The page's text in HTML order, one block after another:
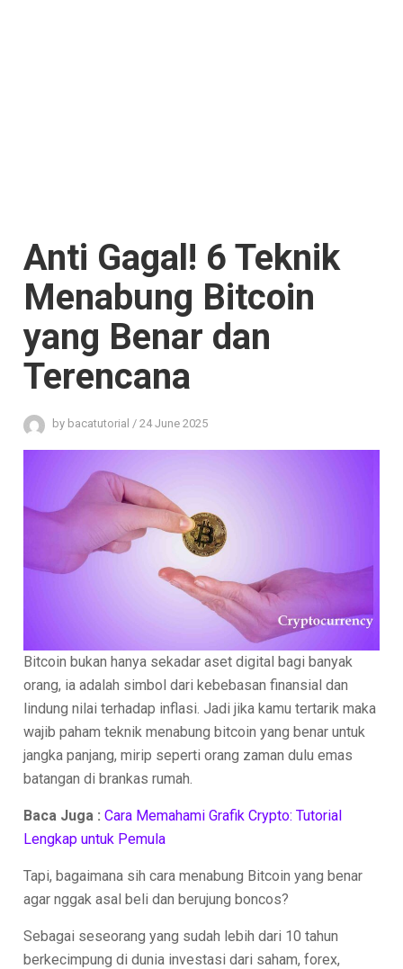
Anti Gagal! 6 Teknik
Menabung Bitcoin
yang Benar dan
Terencana
by bacatutorial / 24 June 2025
Bitcoin bukan hanya sekadar aset digital bagi banyak
orang, ia adalah simbol dari kebebasan finansial dan
lindung nilai terhadap inflasi. Jadi jika kamu tertarik maka
wajib paham teknik menabung bitcoin yang benar untuk
jangka panjang, mirip seperti orang zaman dulu emas
batangan di brankas rumah.
Baca Juga :Cara Memahami Grafik Crypto: Tutorial
Lengkap untuk Pemula
Tapi, bagaimana sih cara menabung Bitcoin yang benar
agar nggak asal beli dan berujung boncos?
Sebagai seseorang yang sudah lebih dari 10 tahun
berkecimpung di dunia investasi dari saham, forex,